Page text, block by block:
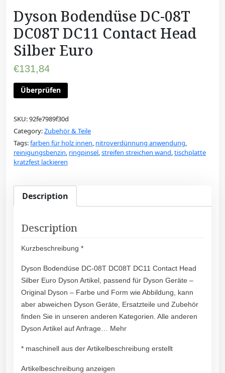
Dyson Bodendüse DC-08T
DC08T DC11 Contact Head
Silber Euro
€131,84
Überprüfen
SKU:92fe7989f30d
Category:Zubehör & Teile
Tags:farben für holz innen, nitroverdünnung anwendung,
reinigungsbenzin, ringpinsel,streifen streichen wand,tischplatte
kratzfest lackieren
Description
Description
Kurzbeschreibung *
Dyson Bodendüse DC-08T DC08T DC11 Contact Head
Silber Euro Dyson Artikel, passend für Dyson Geräte –
Original Dyson – Farbe und Form wie Abbildung, kann
aber abweichen Dyson Geräte, Ersatzteile und Zubehör
finden Sie in unseren anderen Kategorien. Alle anderen
Dyson Artikel auf Anfrage… Mehr
* maschinell aus der Artikelbeschreibung erstellt
Artikelbeschreibung anzeigen